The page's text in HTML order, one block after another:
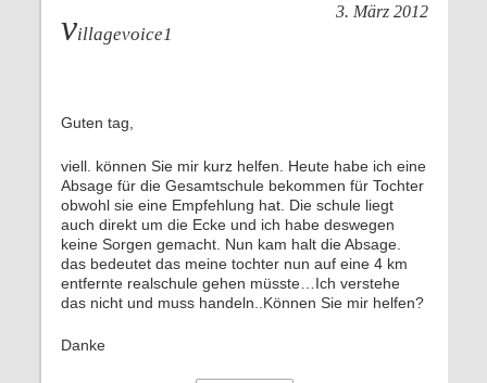
villagevoice1
3. März 2012
Guten tag,
viell. können Sie mir kurz helfen. Heute habe ich eine
Absage für die Gesamtschule bekommen für Tochter
obwohl sie eine Empfehlung hat. Die schule liegt
auch direkt um die Ecke und ich habe deswegen
keine Sorgen gemacht. Nun kam halt die Absage.
das bedeutet das meine tochter nun auf eine 4 km
entfernte realschule gehen müsste…Ich verstehe
das nicht und muss handeln..Können Sie mir helfen?
Danke